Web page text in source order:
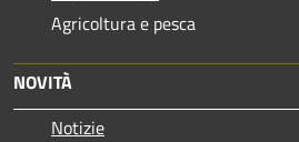
Agricoltura e pesca
NOVITÀ
Notizie